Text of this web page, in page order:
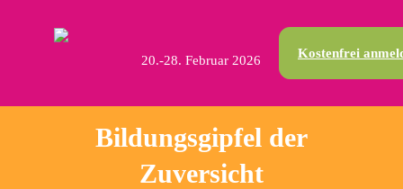
20.-28. Februar 2026 Kostenfrei
Bildungsgipfel der
Zuversicht